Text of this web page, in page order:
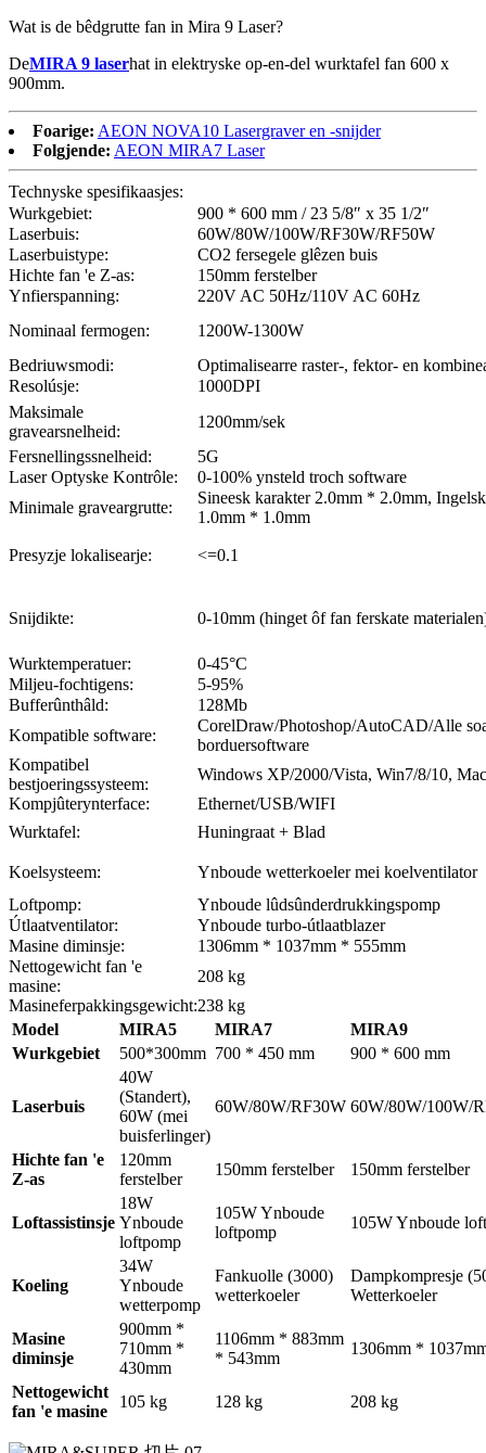
Wat is de bêdgrutte fan in Mira 9 Laser?
DeMIRA 9 laserhat in elektryske op-en-del wurktafel fan 600 x
900mm.
Foarige: AEON NOVA10 Lasergraver en -snijder
Folgjende: AEON MIRA7 Laser
Technyske spesifikaasjes:
Wurkgebiet:
900 * 600 mm / 23 5/8″ x 35 1/2″
Laserbuis:
60W/80W/100W/RF30W/RF50W
Laserbuistype:
CO2 fersegele glêzen buis
Hichte fan 'e Z-as:
150mm ferstelber
Ynfierspanning:
220V AC 50Hz/110V AC 60Hz
Nominaal fermogen:
1200W-1300W
Bedriuwsmodi:
Optimalisearre raster-, fektor- en
Resolúsje:
1000DPI
Maksimale
gravearsnelheid:
1200mm/sek
Fersnellingssnelheid:
5G
Laser Optyske Kontrôle:
0-100% ynsteld troch software
Minimale graveargrutte:
Sineesk karakter 2.0mm * 2.0mm,
1.0mm * 1.0mm
Presyzje lokalisearje: <=0.1
Snijdikte: 0-10mm (hinget ôf fan ferskate
Wurktemperatuer:
0-45°C
Miljeu-fochtigens:
5-95%
Bufferûnthâld:
128Mb
Kompatible software:
CorelDraw/Photoshop/AutoCAD/Alle
borduersoftware
Kompatibel
bestjoeringssysteem:
Windows XP/2000/Vista, Win7/8/10,
Kompjûterynterface:
Ethernet/USB/WIFI
Wurktafel:
Huningraat + Blad
Koelsysteem:
Ynboude wetterkoeler mei koelventilator
Loftpomp:
Ynboude lûdsûnderdrukkingspomp
Útlaatventilator:
Ynboude turbo-útlaatblazer
Masine diminsje:
1306mm * 1037mm * 555mm
Nettogewicht fan 'e
masine:
208 kg
Masineferpakkingsgewicht:238 kg
Model
MIRA5 MIRA7
MIRA9
Wurkgebiet
500*300mm 700 * 450 mm 900 * 600 mm
Laserbuis
40W
(Standert),
60W (mei
buisferlinger)
60W/80W/RF30W 60W/80W/100W/
Hichte fan 'e
Z-as
120mm
ferstelber
150mm ferstelber 150mm ferstelber
Loftassistinsje
18W
Ynboude
loftpomp
105W Ynboude
loftpomp
105W Ynboude
Koeling
34W
Ynboude
wetterpomp
Fankuolle (3000)
wetterkoeler
Dampkompresje
Wetterkoeler
Masine
diminsje
900mm *
710mm *
430mm
1106mm * 883mm
* 543mm
1306mm *
Nettogewicht
fan 'e masine
105 kg 128 kg 208 kg